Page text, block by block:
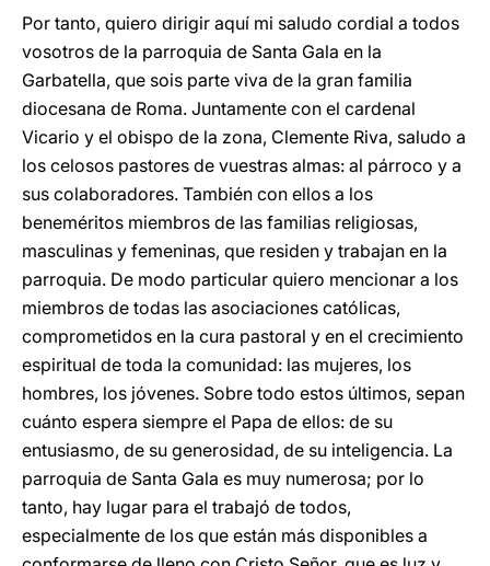
Por tanto, quiero dirigir aquí mi saludo cordial a todos
vosotros de la parroquia de Santa Gala en la
Garbatella, que sois parte viva de la gran familia
diocesana de Roma. Juntamente con el cardenal
Vicario y el obispo de la zona, Clemente Riva, saludo a
los celosos pastores de vuestras almas: al párroco y a
sus colaboradores. También con ellos a los
beneméritos miembros de las familias religiosas,
masculinas y femeninas, que residen y trabajan en la
parroquia. De modo particular quiero mencionar a los
miembros de todas las asociaciones católicas,
comprometidos en la cura pastoral y en el crecimiento
espiritual de toda la comunidad: las mujeres, los
hombres, los jóvenes. Sobre todo estos últimos, sepan
cuánto espera siempre el Papa de ellos: de su
entusiasmo, de su generosidad, de su inteligencia. La
parroquia de Santa Gala es muy numerosa; por lo
tanto, hay lugar para el trabajó de todos,
especialmente de los que están más disponibles a